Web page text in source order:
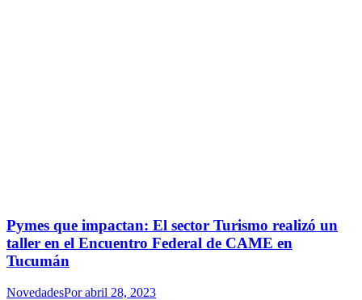
Pymes que impactan: El sector Turismo realizó un
taller en el Encuentro Federal de CAME en
Tucumán
NovedadesPorabril 28, 2023